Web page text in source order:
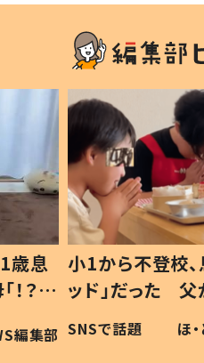
歳息
？」
編集部
小1から不登校、
ッド」だった
作り続ける理
#令和の子
SNSで話題 ほ